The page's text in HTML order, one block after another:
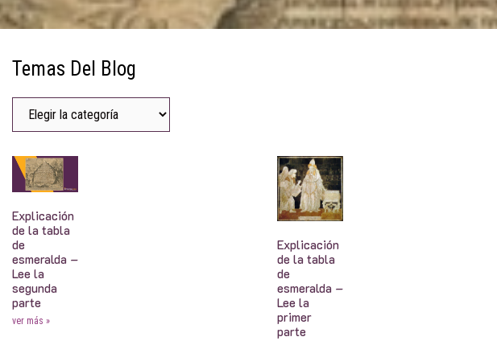
Temas Del Blog
Explicación
de la tabla
de
esmeralda –
Lee la
segunda
parte
ver más »
Explicación
de la tabla
de
esmeralda –
Lee la
primer
parte